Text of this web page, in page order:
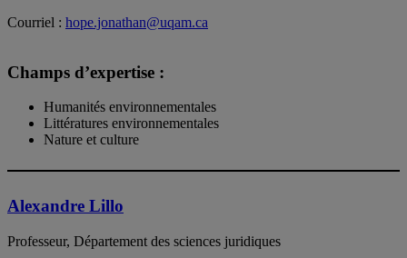
Courriel : hope.jonathan@uqam.ca
Champs d’expertise :
Humanités environnementales
Littératures environnementales
Nature et culture
Alexandre Lillo
Professeur, Département des sciences juridiques